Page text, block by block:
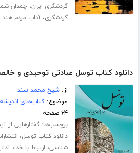
گردشگری ایران، چمدان شماره
گردشگری،آداب مردم هند
دانلود کتاب توسل عبادتی توحیدی و
از:شیخ محمد سند
موضوع:کتاب‌های
۶۴ صفحه
برچسب‌ها:گفتارهایی از
دانلود کتاب توسل،
شناسی، ارتباط با خدا،